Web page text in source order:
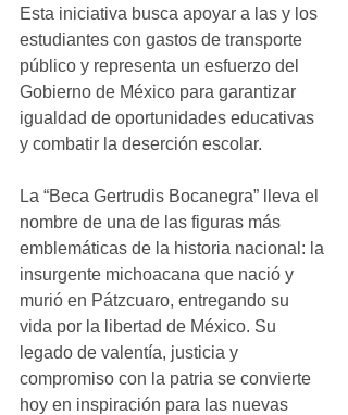
Esta iniciativa busca apoyar a las y los
estudiantes con gastos de transporte
público y representa un esfuerzo del
Gobierno de México para garantizar
igualdad de oportunidades educativas
y combatir la deserción escolar.
La “Beca Gertrudis Bocanegra” lleva el
nombre de una de las figuras más
emblemáticas de la historia nacional: la
insurgente michoacana que nació y
murió en Pátzcuaro, entregando su
vida por la libertad de México. Su
legado de valentía, justicia y
compromiso con la patria se convierte
hoy en inspiración para las nuevas